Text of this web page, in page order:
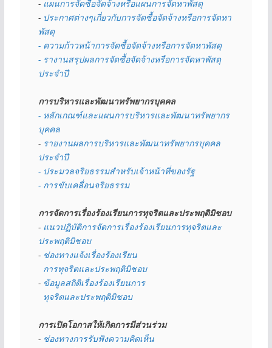
- แผนการจัดซื้อจัดจ้างหรือแผนการจัดหาพัสดุ
- ประกาศต่างๆเกี่ยวกับการจัดซื้อจัดจ้างหรือการจัดหา
พัสดุ
- ความก้าวหน้าการจัดซื้อจัดจ้างหรือการจัดหาพัสดุ
- รางานสรุปผลการจัดซื้อจัดจ้างหรือการจัดหาพัสดุ
ประจำปี
การบริหารและพัฒนาทรัพยากรบุคคล
- หลักเกณฑ์และแผนการบริหารและพัฒนาทรัพยากร
บุคคล
- รายงานผลการบริหารและพัฒนาทรัพยากรบุคคล
ประจำปี
- ประมวลจริยธรรมสำหรับเจ้าหน้าที่ของรัฐ
- การขับเคลื่อนจริยธรรม
การจัดการเรื่องร้องเรียนการทุจริตและประพฤติมิชอบ
- แนวปฏิบัติการจัดการเรื่องร้องเรียนการทุจริตและ
ประพฤติมิชอบ
- ช่องทางแจ้งเรื่องร้องเรียน
  การทุจริตและประพฤติมิชอบ
- ข้อมูลสถิติเรื่องร้องเรียนการ
  ทุจริตและประพฤติมิชอบ
การเปิดโอกาสให้เกิดการมีส่วนร่วม
- ช่องทางการรับฟังความคิดเห็น